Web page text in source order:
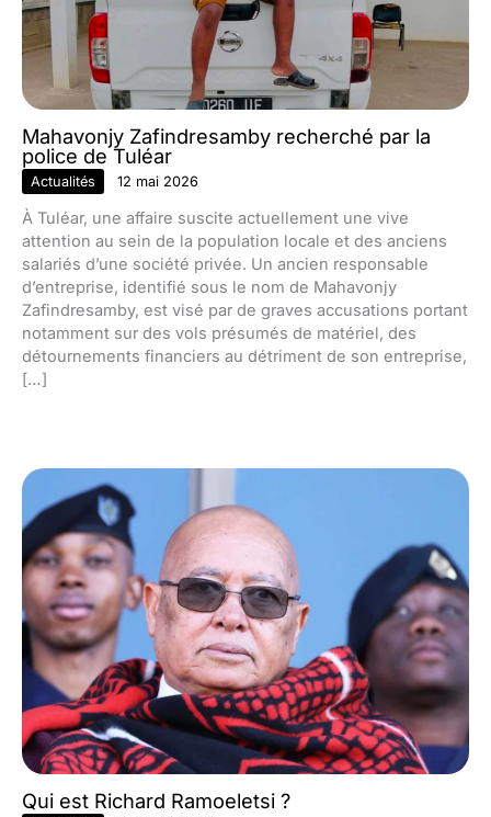
Mahavonjy Zafindresamby recherché par la
police de Tuléar
Actualités 12 mai 2026
À Tuléar, une affaire suscite actuellement une vive
attention au sein de la population locale et des anciens
salariés d’une société privée. Un ancien responsable
d’entreprise, identifié sous le nom de Mahavonjy
Zafindresamby, est visé par de graves accusations portant
notamment sur des vols présumés de matériel, des
détournements financiers au détriment de son entreprise,
[…]
Qui est Richard Ramoeletsi ?